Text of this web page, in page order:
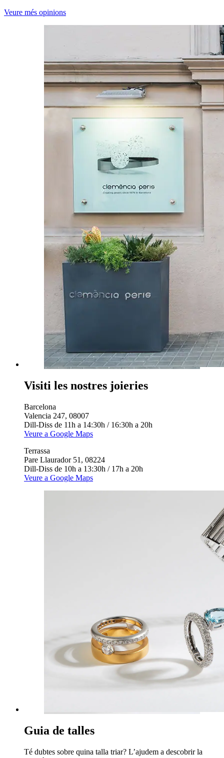
Veure més opinions
Visiti les nostres joieries
Barcelona
Valencia 247, 08007
Dill-Diss de 11h a 14:30h / 16:30h a 20h
Veure a Google Maps
Terrassa
Pare Llaurador 51, 08224
Dill-Diss de 10h a 13:30h / 17h a 20h
Veure a Google Maps
Guia de talles
Té dubtes sobre quina talla triar? L’ajudem a descobrir la